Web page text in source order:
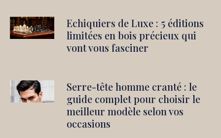
Echiquiers de Luxe : 5 éditions
limitées en bois précieux qui
vont vous fasciner
Serre-tête homme cranté : le
guide complet pour choisir le
meilleur modèle selon vos
occasions